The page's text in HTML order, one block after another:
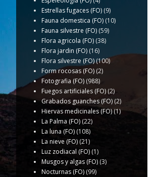
Estrellas fugaces (FO) (9)
Fauna domestica (FO) (10)
Fauna silvestre (FO) (59)
Flora agricola (FO) (38)
Flora jardin (FO) (16)
Flora silvestre (FO)(100)
Form rocosas (FO) (2)
Fotografia (FO) (988)
Fuegos artificiales (FO) (2)
Grabados guanches (FO) (2)
Hiervas medicinales (FO)(1)
La Palma (FO) (22)
La luna (FO) (108)
La nieve (FO) (21)
Luz zodiacal (FO) (1)
Musgos y algas (FO) (3)
Nocturnas (FO) (99)